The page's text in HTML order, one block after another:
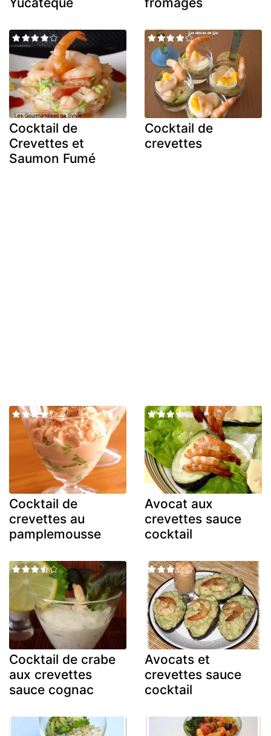
Cocktail de
Crevettes et
Saumon Fumé
Cocktail de
crevettes
Cocktail de
crevettes au
pamplemousse
Avocat aux
crevettes sauce
cocktail
Cocktail de crabe
aux crevettes
sauce cognac
Avocats et
crevettes sauce
cocktail